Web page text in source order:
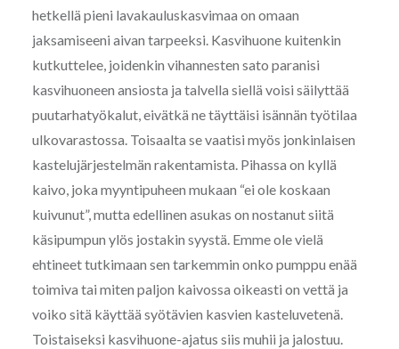
hetkellä pieni lavakauluskasvimaa on omaan
jaksamiseeni aivan tarpeeksi. Kasvihuone kuitenkin
kutkuttelee, joidenkin vihannesten sato paranisi
kasvihuoneen ansiosta ja talvella siellä voisi säilyttää
puutarhatyökalut, eivätkä ne täyttäisi isännän työtilaa
ulkovarastossa. Toisaalta se vaatisi myös jonkinlaisen
kastelujärjestelmän rakentamista. Pihassa on kyllä
kaivo, joka myyntipuheen mukaan “ei ole koskaan
kuivunut”, mutta edellinen asukas on nostanut siitä
käsipumpun ylös jostakin syystä. Emme ole vielä
ehtineet tutkimaan sen tarkemmin onko pumppu enää
toimiva tai miten paljon kaivossa oikeasti on vettä ja
voiko sitä käyttää syötävien kasvien kasteluvetenä.
Toistaiseksi kasvihuone-ajatus siis muhii ja jalostuu.